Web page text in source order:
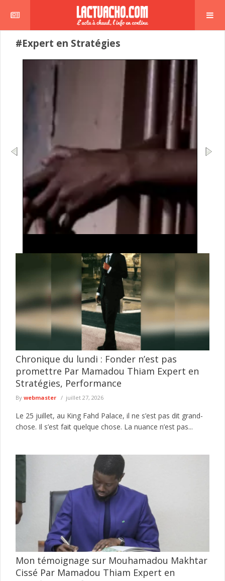
#Expert en Stratégies
Le Commissariat d’arrondissement de Jaxaay a annoncé le
défèrement au parquet d’un individu mis en cause dans une
affaire de ...
lire plus
Chronique du lundi : Fonder n’est pas
promettre Par Mamadou Thiam Expert en
Stratégies, Performance
By webmaster juillet 27, 2026
Le 25 juillet, au King Fahd Palace, il ne s’est pas dit grand-
chose. Il s’est fait quelque chose. La nuance n’est pas...
Mon témoignage sur Mouhamadou Makhtar
Cissé Par Mamadou Thiam Expert en